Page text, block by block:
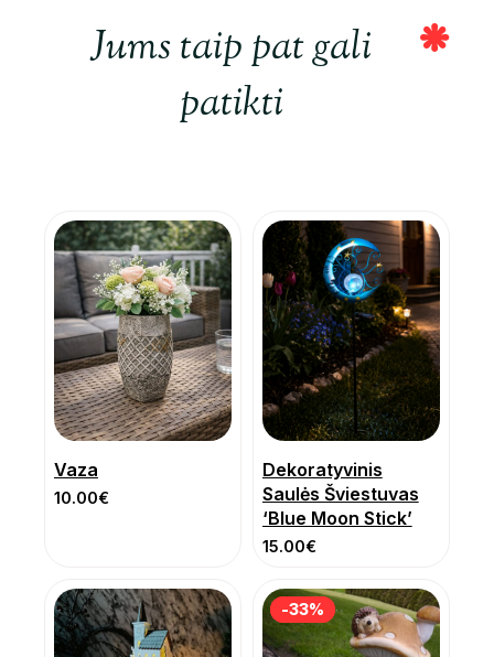
Jums taip pat gali
patikti
Vaza
10.00€
Dekoratyvinis
Saulės Šviestuvas
‘Blue Moon Stick’
15.00€
-33%
-33%